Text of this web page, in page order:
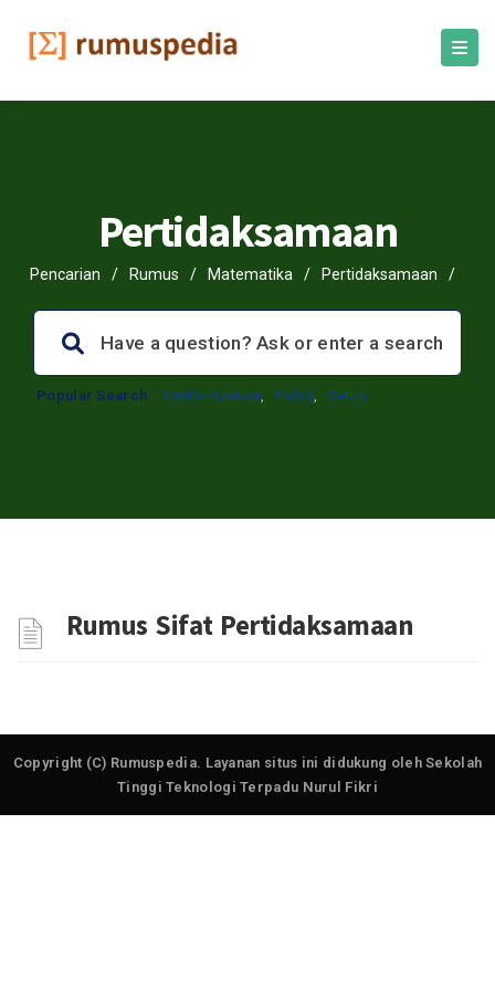
Pertidaksamaan
Pencarian / Rumus / Matematika / Pertidaksamaan /
Popular Search: Customization, Policy, Setup
Rumus Sifat Pertidaksamaan
Copyright (C) Rumuspedia. Layanan situs ini didukung oleh Sekolah
Tinggi Teknologi Terpadu Nurul Fikri